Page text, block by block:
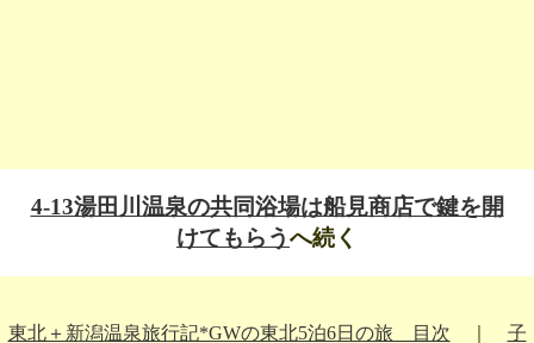
4-13湯田川温泉の共同浴場は船見商店で鍵を開
けてもらうへ続く
東北＋新潟温泉旅行記*GWの東北5泊6日の旅 目次 子